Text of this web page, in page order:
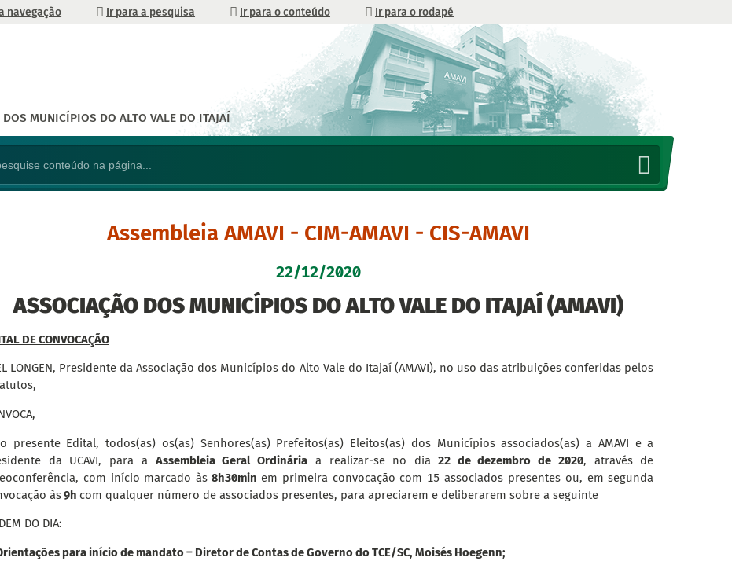
navegação Ir para a pesquisa Ir para o conteúdo Ir para o rodapé
MUNICÍPIOS DO ALTO VALE DO ITAJAÍ
Assembleia AMAVI - CIM-AMAVI - CIS-AMAVI
22/12/2020
ASSOCIAÇÃO DOS MUNICÍPIOS DO ALTO VALE DO ITAJAÍ (AMAVI)
DE CONVOCAÇÃO
LONGEN, Presidente da Associação dos Municípios do Alto Vale do Itajaí (AMAVI), no uso das atribuições conferidas pelos
presente Edital, todos(as) os(as) Senhores(as) Prefeitos(as) Eleitos(as) dos Municípios associados(as) a AMAVI e a
da UCAVI, para a Assembleia Geral Ordinária a realizar-se no dia 22 de dezembro de 2020, através de
com início marcado às 8h30min em primeira convocação com 15 associados presentes ou, em segunda
às9h com qualquer número de associados presentes, para apreciarem e deliberarem sobre a seguinte
DO DIA:
para início de mandato – Diretor de Contas de Governo do TCE/SC, Moisés Hoegenn;